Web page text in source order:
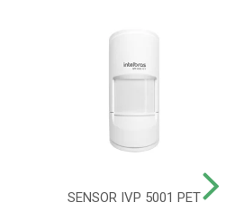
SENSOR IVP 5001 PET